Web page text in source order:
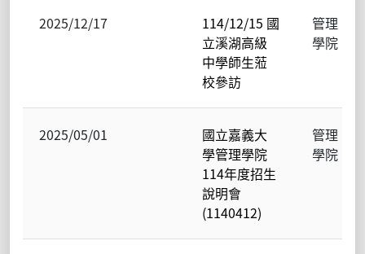
2025/12/17
114/12/15 國
立溪湖高級
中學師生蒞
校參訪
管理
學院
2025/05/01
國立嘉義大
學管理學院
114年度招生
說明會
(1140412)
管理
學院